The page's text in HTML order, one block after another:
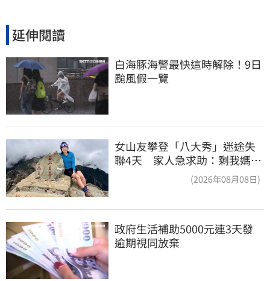
延伸閱讀
白海豚海警最快這時解除！9日
颱風假一覽
女山友攀登「八大秀」迷途失
聯4天 家人急求助：剩我媽還
(2026年08月08日)
政府生活補助5000元連3天發
逾期視同放棄